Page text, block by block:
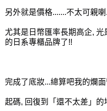
另外就是價格.......不太可親喇
尤其是日幣匯率長期高企,
的日系專櫃品牌了!!
完成了底妝...總算吧我的爛
起碼, 回復到「還不太差」的